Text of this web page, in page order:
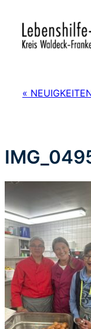
Inhalt
springen
«